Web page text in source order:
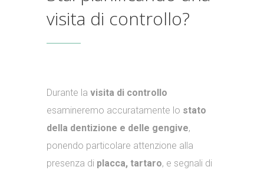
visita di controllo?
Durante la visita di controllo
esamineremo accuratamente lo stato
della dentizione e delle gengive,
ponendo particolare attenzione alla
presenza di placca, tartaro, e segnali di